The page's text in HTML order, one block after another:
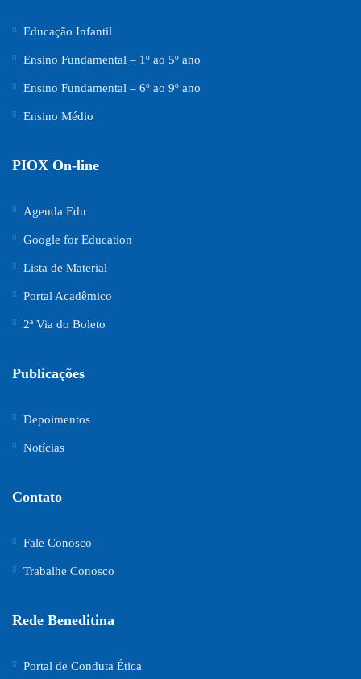
Educação Infantil
Ensino Fundamental – 1º ao 5º ano
Ensino Fundamental – 6º ao 9º ano
Ensino Médio
PIOX On-line
Agenda Edu
Google for Education
Lista de Material
Portal Acadêmico
2ª Via do Boleto
Publicações
Depoimentos
Notícias
Contato
Fale Conosco
Trabalhe Conosco
Rede Beneditina
Portal de Conduta Ética